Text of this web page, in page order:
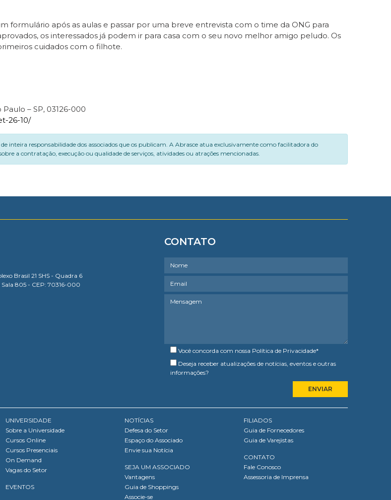
formulário após as aulas e passar por uma breve entrevista com o time da ONG para
os interessados já podem ir para casa com o seu novo melhor amigo peludo. Os
cuidados com o filhote.
– SP, 03126-000
26-10/
inteira responsabilidade dos associados que os publicam. A Abrasce atua exclusivamente como facilitadora do
a contratação, execução ou qualidade de serviços, atividades ou atrações mencionadas.
Brasil 21 SHS - Quadra 6
805 - CEP: 70316-000
CONTATO
Você concorda com nossa Política de Privacidade*
Deseja receber atualizações de notícias, eventos e outras
informações?
UNIVERSIDADE
Sobre a Universidade
Cursos Online
Cursos Presenciais
On Demand
Vagas do Setor
EVENTOS
NOTÍCIAS
Defesa do Setor
Espaço do Associado
Envie sua Notícia
SEJA UM ASSOCIADO
Vantagens
Guia de Shoppings
Associe-se
FILIADOS
Guia de Fornecedores
Guia de Varejistas
CONTATO
Fale Conosco
Assessoria de Imprensa